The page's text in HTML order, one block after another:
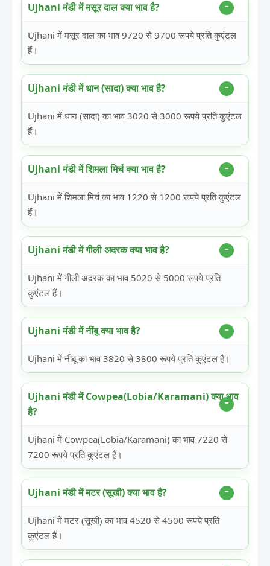
Ujhani मंडी में मसूर दाल क्या भाव है?
Ujhani में मसूर दाल का भाव 9720 से 9700 रूपये प्रति कुएंटल
हैं।
Ujhani मंडी में धान (सादा) क्या भाव है?
Ujhani में धान (सादा) का भाव 3020 से 3000 रूपये प्रति कुएंटल
हैं।
Ujhani मंडी में शिमला मिर्च क्या भाव है?
Ujhani में शिमला मिर्च का भाव 1220 से 1200 रूपये प्रति कुएंटल
हैं।
Ujhani मंडी में गीली अदरक क्या भाव है?
Ujhani में गीली अदरक का भाव 5020 से 5000 रूपये प्रति
कुएंटल हैं।
Ujhani मंडी में नींबू क्या भाव है?
Ujhani में नींबू का भाव 3820 से 3800 रूपये प्रति कुएंटल हैं।
Ujhani मंडी में Cowpea(Lobia/Karamani) क्या भाव
है?
Ujhani में Cowpea(Lobia/Karamani) का भाव 7220 से
7200 रूपये प्रति कुएंटल हैं।
Ujhani मंडी में मटर (सूखी) क्या भाव है?
Ujhani में मटर (सूखी) का भाव 4520 से 4500 रूपये प्रति
कुएंटल हैं।